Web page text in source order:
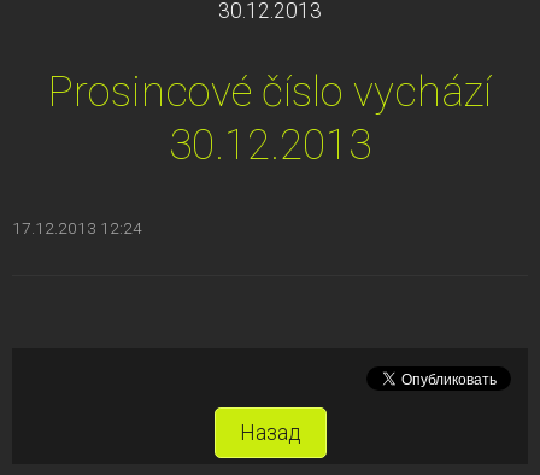
30.12.2013
Prosincové číslo vychází
30.12.2013
17.12.2013 12:24
Назад